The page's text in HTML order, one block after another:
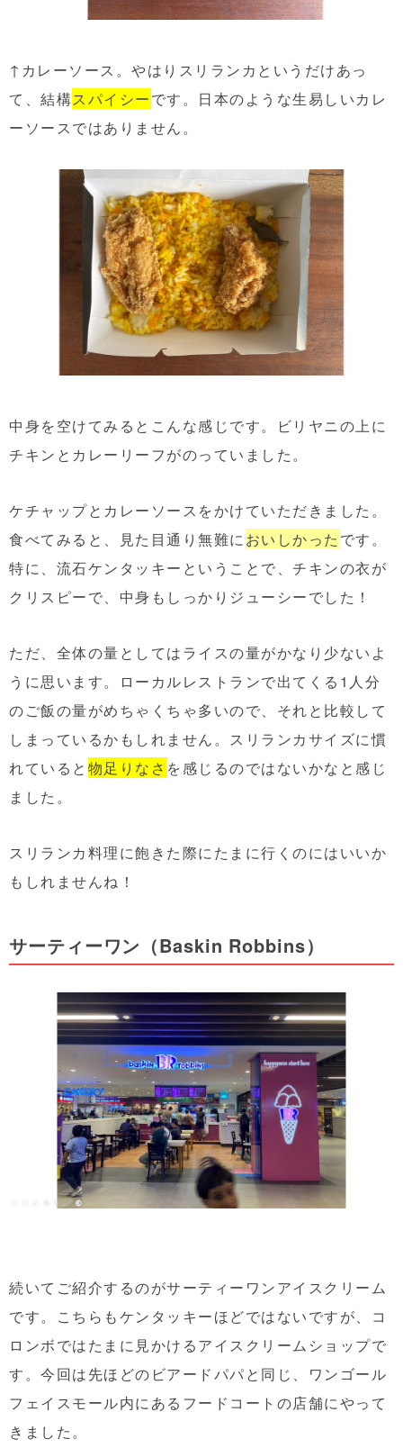
↑カレーソース。やはりスリランカというだけあっ
て、結構スパイシーです。日本のような生易しいカレ
ーソースではありません。
中身を空けてみるとこんな感じです。ビリヤニの上に
チキンとカレーリーフがのっていました。
ケチャップとカレーソースをかけていただきました。
食べてみると、見た目通り無難においしかった です。
特に、流石ケンタッキーということで、チキンの衣が
クリスピーで、中身もしっかりジューシーでした！
ただ、全体の量としてはライスの量がかなり少ないよ
うに思います。ローカルレストランで出てくる1人分
のご飯の量がめちゃくちゃ多いので、それと比較して
しまっているかもしれません。スリランカサイズに慣
れていると 物足りなさ を感じるのではないかなと感じ
ました。
スリランカ料理に飽きた際にたまに行くのにはいいか
もしれませんね！
サーティーワン（Baskin Robbins）
続いてご紹介するのがサーティーワンアイスクリーム
です。こちらもケンタッキーほどではないですが、コ
ロンボではたまに見かけるアイスクリームショップで
す。今回は先ほどのビアードパパと同じ、ワンゴール
フェイスモール内にあるフードコートの店舗にやって
きました。